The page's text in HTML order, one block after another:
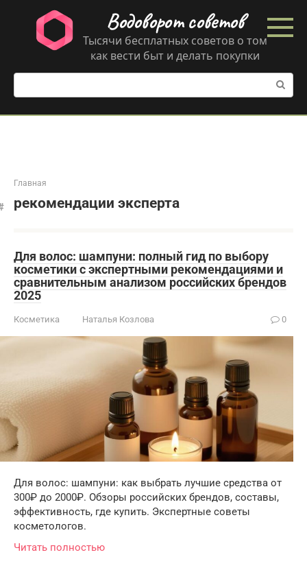
контенту
Водоворот советов
Тысячи бесплатных советов о том
как вести быт и делать покупки
Поиск:
Главная
рекомендации эксперта
Для волос: шампуни: полный гид по выбору
косметики с экспертными рекомендациями и
сравнительным анализом российских брендов
2025
Косметика Наталья Козлова 0
Для волос: шампуни: как выбрать лучшие средства от
300₽ до 2000₽. Обзоры российских брендов, составы,
эффективность, где купить. Экспертные советы
косметологов.
Читать полностью